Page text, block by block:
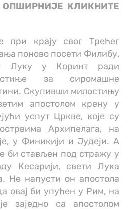
ОПШИРНИЈЕ КЛИКНИТЕ
при крају свог Трећег
поново посети Филибу,
Луку у Коринт ради
за сиромашне
Скупивши милостињу
апостолом крену у
успут Цркве, које су
Архипелага, на
у Финикији и Јудеји. А
би стављен под стражу у
Кесарији, свети Лука
Не напусти он апостола
овај би упућен у Рим, на
заједно са апостолом